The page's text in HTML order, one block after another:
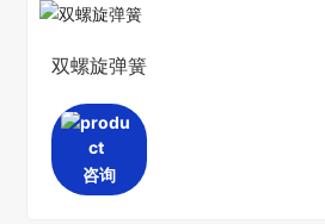
双螺旋弹簧
咨询